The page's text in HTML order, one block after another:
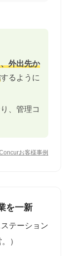
外出先か
するように
、管理コ
お客様事例
を一新
テーション
）